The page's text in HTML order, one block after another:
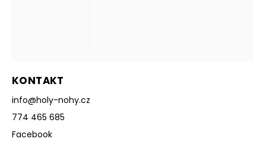
KONTAKT
info@holy-nohy.cz
774 465 685
Facebook